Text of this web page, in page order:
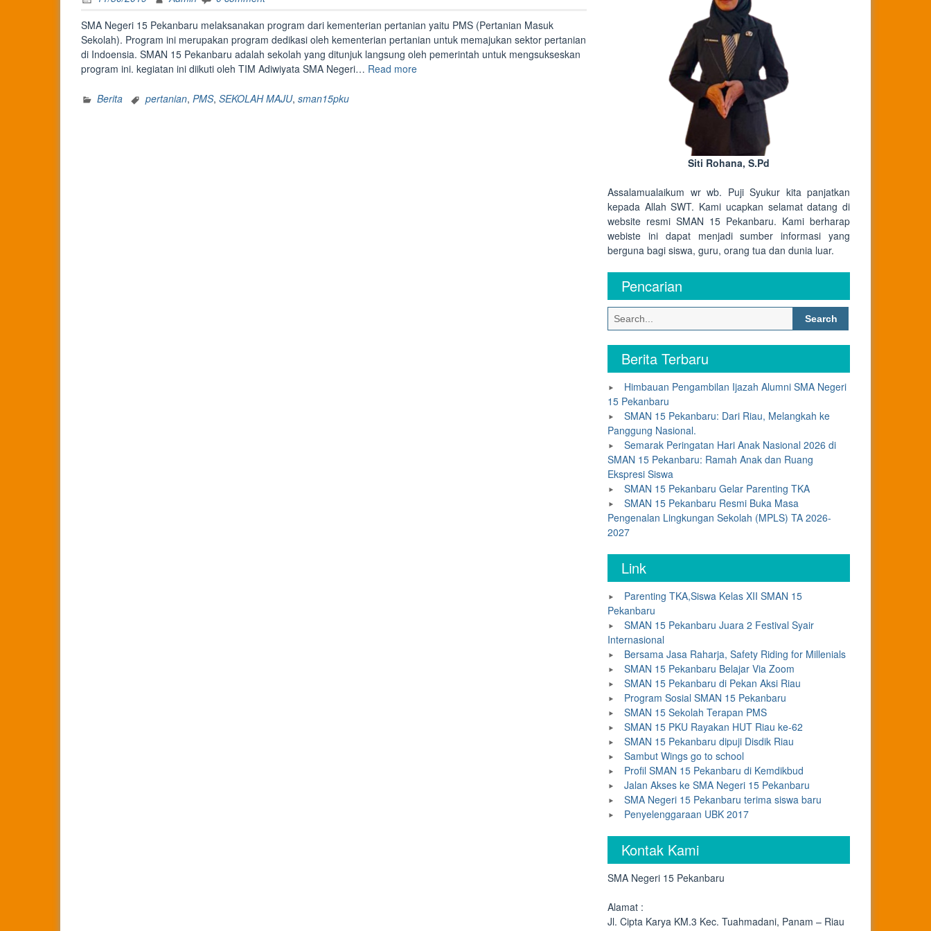
SMA Negeri 15 Pekanbaru melaksanakan program dari kementerian pertanian yaitu PMS (Pertanian Masuk
Sekolah). Program ini merupakan program dedikasi oleh kementerian pertanian untuk memajukan sektor pertanian
di Indoensia. SMAN 15 Pekanbaru adalah sekolah yang ditunjuk langsung oleh pemerintah untuk mengsukseskan
program ini. kegiatan ini diikuti oleh TIM Adiwiyata SMA Negeri… Read more“Kegiatan
Berita pertanian, PMS, SEKOLAH MAJU, sman15pku
Siti Rohana, S.Pd
Assalamualaikum wr wb. Puji Syukur kita panjatkan
kepada Allah SWT. Kami ucapkan selamat datang di
website resmi SMAN 15 Pekanbaru. Kami berharap
webiste ini dapat menjadi sumber informasi yang
berguna bagi siswa, guru, orang tua dan dunia luar.
Pencarian
Search
for:
Berita Terbaru
Himbauan Pengambilan Ijazah Alumni SMA Negeri
15 Pekanbaru
SMAN 15 Pekanbaru: Dari Riau, Melangkah ke
Panggung Nasional.
Semarak Peringatan Hari Anak Nasional 2026 di
SMAN 15 Pekanbaru: Ramah Anak dan Ruang
Ekspresi Siswa
SMAN 15 Pekanbaru Gelar Parenting TKA
SMAN 15 Pekanbaru Resmi Buka Masa
Pengenalan Lingkungan Sekolah (MPLS) TA 2026-
2027
Link
Parenting TKA,Siswa Kelas XII SMAN 15
Pekanbaru
SMAN 15 Pekanbaru Juara 2 Festival Syair
Internasional
Bersama Jasa Raharja, Safety Riding for Millenials
SMAN 15 Pekanbaru Belajar Via Zoom
SMAN 15 Pekanbaru di Pekan Aksi Riau
Program Sosial SMAN 15 Pekanbaru
SMAN 15 Sekolah Terapan PMS
SMAN 15 PKU Rayakan HUT Riau ke-62
SMAN 15 Pekanbaru dipuji Disdik Riau
Sambut Wings go to school
Profil SMAN 15 Pekanbaru di Kemdikbud
Jalan Akses ke SMA Negeri 15 Pekanbaru
SMA Negeri 15 Pekanbaru terima siswa baru
Penyelenggaraan UBK 2017
Kontak Kami
SMA Negeri 15 Pekanbaru
Alamat :
Jl. Cipta Karya KM.3 Kec. Tuahmadani, Panam – Riau